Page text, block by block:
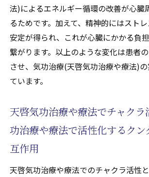
法)によるエネルギー循環の改善が心臓
るためです。加えて、精神的にはスト
安定が得られ、これが心臓にかかる負
繋がります。以上のような変化は患者
させ、気功治療(天啓気功治療や療法)
ています。
天啓気功治療や療法でチャクラ
功治療や療法で活性化するク
互作用
天啓気功治療や療法でのチャクラ活性